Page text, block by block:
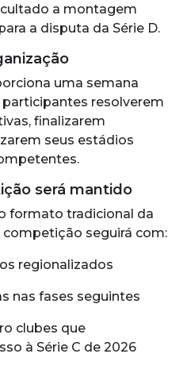
a montagem
a disputa da Série D.
uma semana
resolverem
finalizarem
seus estádios
será mantido
formato tradicional da
competição seguirá com:
regionalizados
nas fases seguintes
clubes que
à Série C de 2026